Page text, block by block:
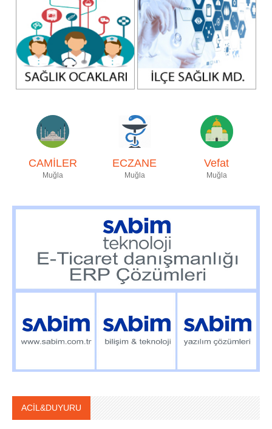
CAMİLER
Muğla
ECZANE
Muğla
Vefat
Muğla
ACİL&DUYURU